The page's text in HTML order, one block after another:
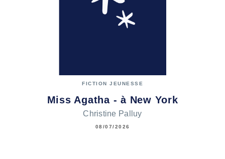
FICTION JEUNESSE
Miss Agatha - à New York
Christine Palluy
08/07/2026